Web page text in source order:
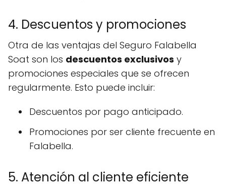
4. Descuentos y promociones
Otra de las ventajas del Seguro Falabella
Soat son los descuentos exclusivos y
promociones especiales que se ofrecen
regularmente. Esto puede incluir:
Descuentos por pago anticipado.
Promociones por ser cliente frecuente en
Falabella.
5. Atención al cliente eficiente